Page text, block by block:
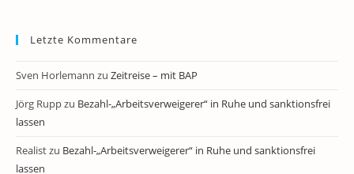
Letzte Kommentare
Sven Horlemann zu Zeitreise – mit BAP
Jörg Ruppzu Bezahl-„Arbeitsverweigerer“ in Ruhe und sanktionsfrei
lassen
Realistzu Bezahl-„Arbeitsverweigerer“ in Ruhe und sanktionsfrei
lassen